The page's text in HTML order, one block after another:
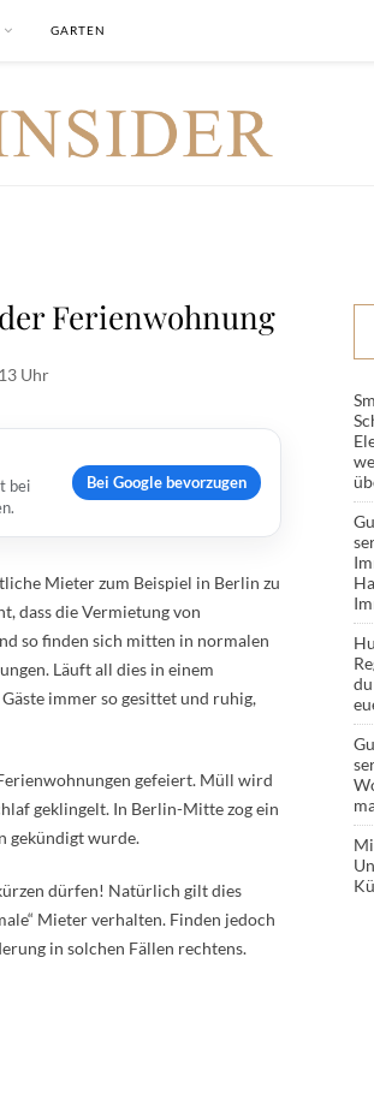
GARTEN
Ferienwohnung
Uhr
bei
Bei Google bevorzugen
Mieter zum Beispiel in Berlin zu
dass die Vermietung von
so finden sich mitten in normalen
Läuft all dies in einem
immer so gesittet und ruhig,
gefeiert. Müll wird
geklingelt. In Berlin-Mitte zog ein
gekündigt wurde.
dürfen! Natürlich gilt dies
Mieter verhalten. Finden jedoch
in solchen Fällen rechtens.